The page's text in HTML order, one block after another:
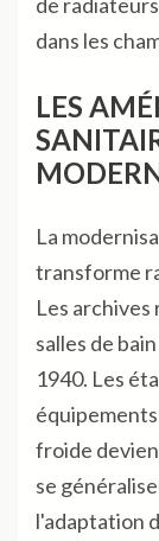
dans les
LES
La
transforme
Les
salles de
1940. Les
froide
se
l'adaptation